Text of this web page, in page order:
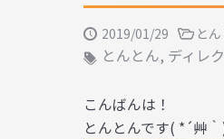
2019/01/29 と
とんとん, ディレ
こんばんは！
とんとんです( *´艸